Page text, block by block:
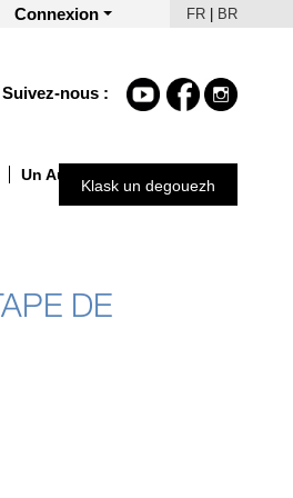
Connexion FR BR
Suivez-nous :
Un Automne autrement 2025
Klask un degouezh
DE